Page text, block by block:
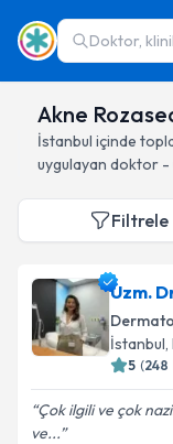
Doktor,
Akne
İstanbul içinde
uygulayan doktor -
Filtrele
Uzm.
İstanbul,
5 (248
Çok ilgili ve çok
ve...